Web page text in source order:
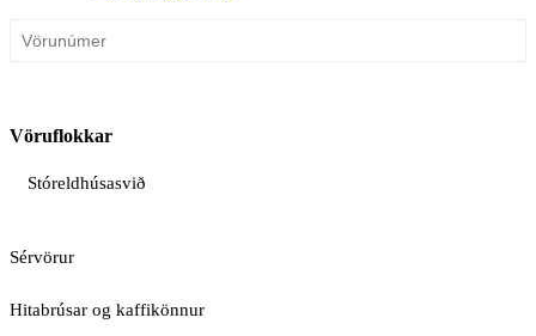
Vöruflokkar
Stóreldhúsasvið
Sérvörur
Hitabrúsar og kaffikönnur